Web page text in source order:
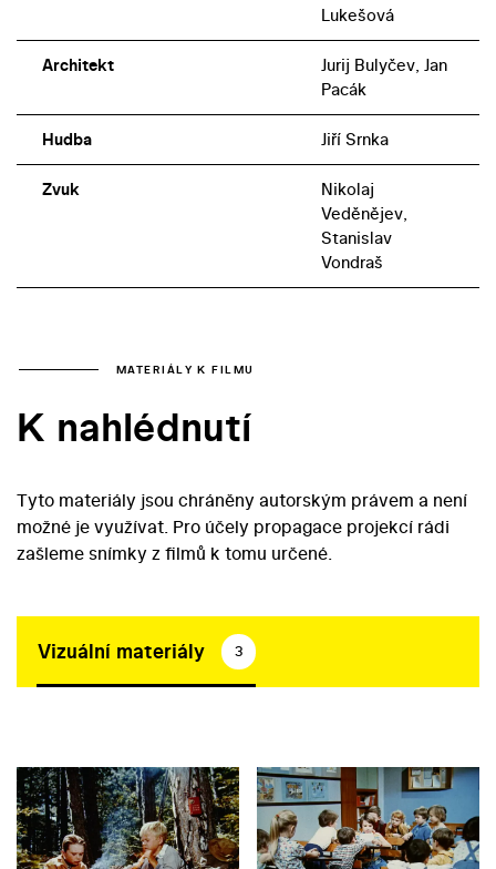
Lukešová
Architekt
Jurij Bulyčev, Jan
Pacák
Hudba Jiří Srnka
Zvuk
Nikolaj
Veděnějev,
Stanislav
Vondraš
MATERIÁLY K FILMU
K nahlédnutí
Tyto materiály jsou chráněny autorským právem a není
možné je využívat. Pro účely propagace projekcí rádi
zašleme snímky z filmů k tomu určené.
Vizuální materiály 3